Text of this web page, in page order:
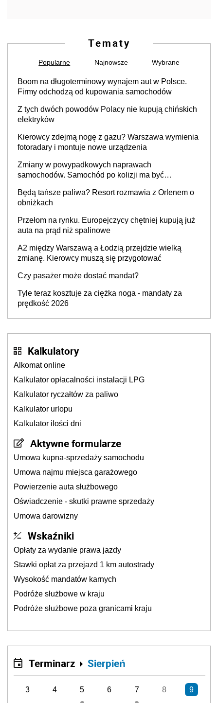
Tematy
Popularne Najnowsze Wybrane
Boom na długoterminowy wynajem aut w Polsce.
Firmy odchodzą od kupowania samochodów
Z tych dwóch powodów Polacy nie kupują chińskich
elektryków
Kierowcy zdejmą nogę z gazu? Warszawa wymienia
fotoradary i montuje nowe urządzenia
Zmiany w powypadkowych naprawach
samochodów. Samochód po kolizji ma być
producenta
Będą tańsze paliwa? Resort rozmawia z Orlenem o
obniżkach
Przełom na rynku. Europejczycy chętniej kupują już
auta na prąd niż spalinowe
A2 między Warszawą a Łodzią przejdzie wielką
zmianę. Kierowcy muszą się przygotować
Czy pasażer może dostać mandat?
Tyle teraz kosztuje za ciężka noga - mandaty za
prędkość 2026
Kalkulatory
Alkomat online
Kalkulator opłacalności instalacji LPG
Kalkulator ryczałtów za paliwo
Kalkulator urlopu
Kalkulator ilości dni
Aktywne formularze
Umowa kupna-sprzedaży samochodu
Umowa najmu miejsca garażowego
Powierzenie auta służbowego
Oświadczenie - skutki prawne sprzedaży
Umowa darowizny
Wskaźniki
Opłaty za wydanie prawa jazdy
Stawki opłat za przejazd 1 km autostrady
Wysokość mandatów karnych
Podróże służbowe w kraju
Podróże służbowe poza granicami kraju
Terminarz Sierpień
3 4 5 6 7 8 9